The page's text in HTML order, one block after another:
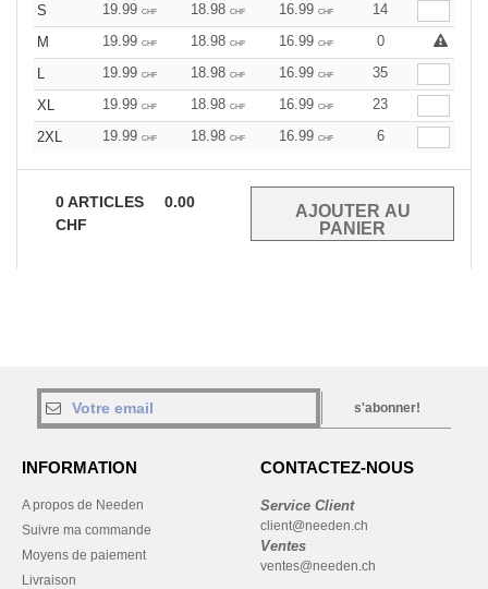
S
19.99 CHF 18.98 CHF 16.99 CHF
14
M
19.99 CHF 18.98 CHF 16.99 CHF
0
L
19.99 CHF 18.98 CHF 16.99 CHF
35
XL
19.99 CHF 18.98 CHF 16.99 CHF
23
2XL
19.99 CHF 18.98 CHF 16.99 CHF 6
0ARTICLES
0.00
CHF
s'abonner!
INFORMATION
A propos de Needen
Suivre ma commande
Moyens de paiement
Livraison
CONTACTEZ-NOUS
Service Client
client@needen.ch
Ventes
ventes@needen.ch